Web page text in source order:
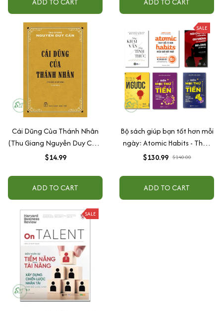
Cái Dũng Của Thánh Nhân
(Thu Giang Nguyễn Duy Cần)
(Tái Bản)
$14.99
ADD TO CART
SALE
Bộ sách giúp bạn tốt hơn mỗi
ngày: Atomic Habits - Thay
Đổi Tí Hon, Hiệu Quả Bất Ngờ
thứ thành tiền (tập 1+ 2) +
Nói chuyện là bản năng, giữ
miệng là tu dưỡng, im lặng là
$130.99 $140.00
ADD TO CART
SALE